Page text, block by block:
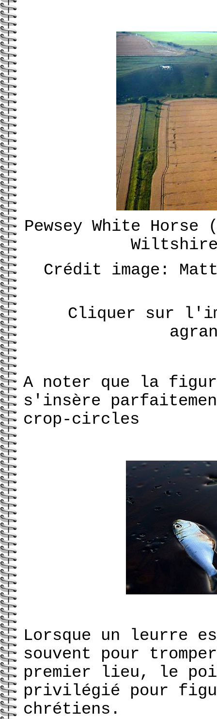
Pewsey White
Crédit image:
Cliquer sur
A noter que la
s'insère
crop-circles
Lorsque un leurre
souvent pour
premier lieu, le
privilégié pour
chrétiens.